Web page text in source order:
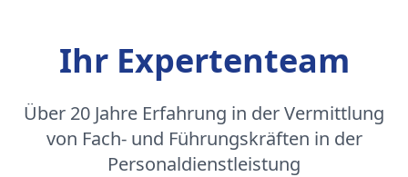
Ihr Expertenteam
Über 20 Jahre Erfahrung in der Vermittlung
von Fach- und Führungskräften in der
Personaldienstleistung